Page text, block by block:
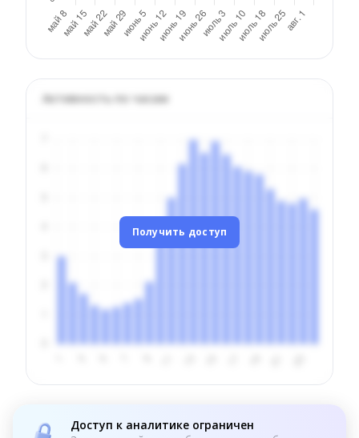
Активность по часам
Получить доступ
Доступ к аналитике ограничен